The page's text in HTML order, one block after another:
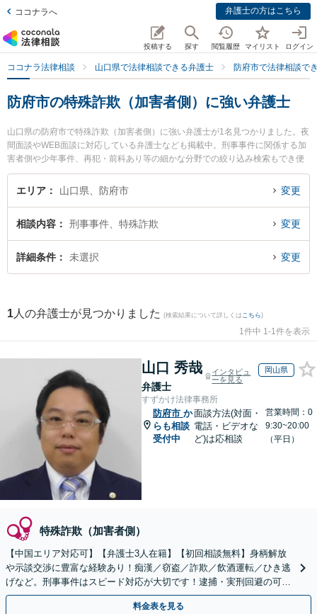
ココナラへ 弁護士の方はこちら
投稿する 探す 閲覧履歴 マイリスト ログイン
ココナラ法律相談 山口県で法律相談できる弁護士 防府市で法律相談で
防府市の特殊詐欺（加害者側）に強い弁護士
山口県の防府市で特殊詐欺（加害者側）に強い弁護士が1名見つかりました。夜
間面談やWEB面談に対応している弁護士なども掲載中。刑事事件に関係する加
害者側や少年事件、再犯・前科あり等の細かな分野での絞り込み検索もでき便
利です。特に弁護士法人ONE 防府オフィスの宮嵜 秀典弁護士のプロフィール情
報や弁護士費用、強みなどが注目されています。『防府市で土日や夜間に発生
『初回相談無料で特殊詐欺（加害者側）を法律相談できる防府市内の弁護士に
相談予約したい』などでお困りの相談者さんにおすすめです。
エリア 山口県、防府市 変更
相談内容 刑事事件、特殊詐欺 変更
詳細条件 未選択 変更
1 人の弁護士が見つかりました (検索結果について詳しくは こちら)
1件中 1-1件を表示
山口 秀哉
弁護士
インタビュ
ーを見る
岡山県
すずかけ法律事務所
防府市 か
らも相談
受付中
面談方法(対面・
電話・ビデオな
ど)は応相談
営業時間：0
9:30~20:00
（平日）
特殊詐欺（加害者側）
【中国エリア対応可】【弁護士3人在籍】【初回相談無料】身柄解放
や示談交渉に豊富な経験あり！痴漢／窃盗／詐欺／飲酒運転／ひき逃
げなど。刑事事件はスピード対応が大切です！逮捕・実刑回避の可能
性がある内に今すぐお電話を【土日祝／夜間対応可】
料金表を見る